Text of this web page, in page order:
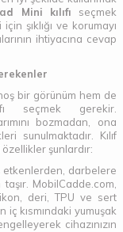
Mini kılıfı seçmek
şıklığı ve korumayı
ihtiyacına cevap
bir görünüm hem de
seçmek gerekir.
bozmadan, ona
sunulmaktadır. Kılıf
şunlardır:
etkenlerden, darbelere
MobilCadde.com,
deri, TPU ve sert
iç kısmındaki yumuşak
cihazınızın